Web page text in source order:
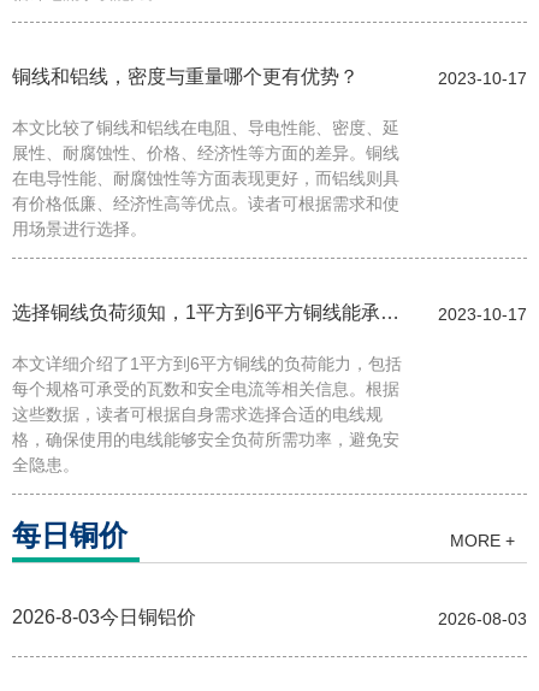
2023-10-17
铜线和铝线，密度与重量哪个更有优势？
本文比较了铜线和铝线在电阻、导电性能、密度、延
展性、耐腐蚀性、价格、经济性等方面的差异。铜线
在电导性能、耐腐蚀性等方面表现更好，而铝线则具
有价格低廉、经济性高等优点。读者可根据需求和使
用场景进行选择。
2023-10-17
选择铜线负荷须知，1平方到6平方铜线能承受
的瓦数揭秘！
本文详细介绍了1平方到6平方铜线的负荷能力，包括
每个规格可承受的瓦数和安全电流等相关信息。根据
这些数据，读者可根据自身需求选择合适的电线规
格，确保使用的电线能够安全负荷所需功率，避免安
全隐患。
每日铜价 MORE +
2026-08-03
2026-8-03今日铜铝价